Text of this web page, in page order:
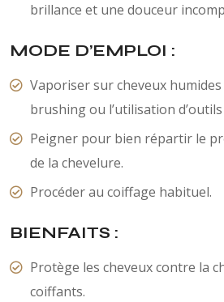
brillance et une douceur
MODE D’EMPLOI :
Vaporiser sur cheveux
brushing ou l’utilisation
Peigner pour bien répartir le
de la chevelure.
Procéder au coiffage habituel.
BIENFAITS :
Protège les cheveux contre la
coiffants.